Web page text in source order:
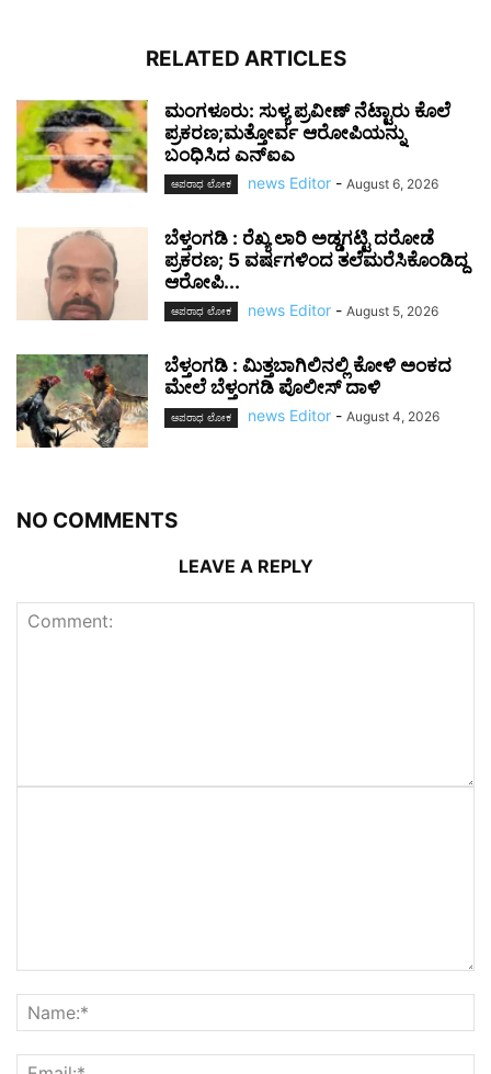
RELATED ARTICLES
ಮಂಗಳೂರು: ಸುಳ್ಯ ಪ್ರವೀಣ್ ನೆಟ್ಟಾರು ಕೊಲೆ
ಪ್ರಕರಣ;ಮತ್ತೋರ್ವ ಆರೋಪಿಯನ್ನು
ಬಂಧಿಸಿದ ಎನ್ಐಎ
ಅಪರಾಧ ಲೋಕ news Editor - August 6, 2026
ಬೆಳ್ತಂಗಡಿ : ರೆಖ್ಯ ಲಾರಿ ಅಡ್ಡಗಟ್ಟಿ ದರೋಡೆ
ಪ್ರಕರಣ; 5 ವರ್ಷಗಳಿಂದ ತಲೆಮರೆಸಿಕೊಂಡಿದ್ದ
ಆರೋಪಿ...
ಅಪರಾಧ ಲೋಕ news Editor - August 5, 2026
ಬೆಳ್ತಂಗಡಿ : ಮಿತ್ತಬಾಗಿಲಿನಲ್ಲಿ ಕೋಳಿ ಅಂಕದ
ಮೇಲೆ ಬೆಳ್ತಂಗಡಿ ಪೊಲೀಸ್ ದಾಳಿ
ಅಪರಾಧ ಲೋಕ news Editor - August 4, 2026
NO COMMENTS
LEAVE A REPLY